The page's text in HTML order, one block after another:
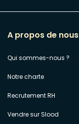
A propos de nous
Qui sommes-nous ?
Notre charte
Recrutement RH
Vendre sur Slood